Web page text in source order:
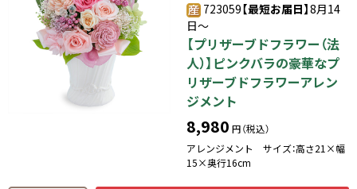
723059【最短お届日】8月14
日～
【プリザーブドフラワー（法
人）】ピンクバラの豪華なプ
リザーブドフラワーアレン
ジメント
8,980 円（税込）
アレンジメント サイズ：高さ21×幅
15×奥行16cm